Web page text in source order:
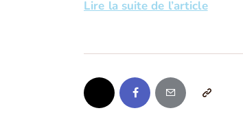
Lire la suite de l’article